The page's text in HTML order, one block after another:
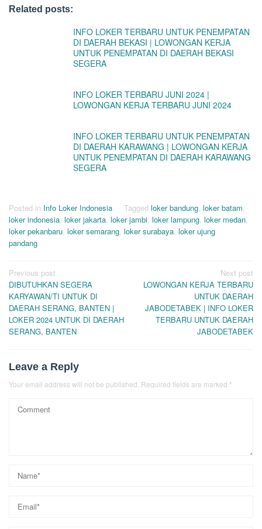
Related posts:
INFO LOKER TERBARU UNTUK PENEMPATAN
DI DAERAH BEKASI | LOWONGAN KERJA
UNTUK PENEMPATAN DI DAERAH BEKASI
SEGERA
INFO LOKER TERBARU JUNI 2024 |
LOWONGAN KERJA TERBARU JUNI 2024
INFO LOKER TERBARU UNTUK PENEMPATAN
DI DAERAH KARAWANG | LOWONGAN KERJA
UNTUK PENEMPATAN DI DAERAH KARAWANG
SEGERA
Posted in Info Loker Indonesia Tagged loker bandung, loker batam,
loker indonesia, loker jakarta, loker jambi, loker lampung, loker medan,
loker pekanbaru, loker semarang, loker surabaya, loker ujung
pandang
Post
navigation
Previous post
DIBUTUHKAN SEGERA
KARYAWAN/TI UNTUK DI
DAERAH SERANG, BANTEN |
LOKER 2024 UNTUK DI DAERAH
SERANG, BANTEN
Next post
LOWONGAN KERJA TERBARU
UNTUK DAERAH
JABODETABEK | INFO LOKER
TERBARU UNTUK DAERAH
JABODETABEK
Leave a Reply
Your email address will not be published. Required fields are marked *